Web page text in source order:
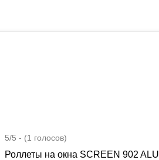
5/5 - (1 голосов)
Роллеты на окна SCREEN 902 ALU